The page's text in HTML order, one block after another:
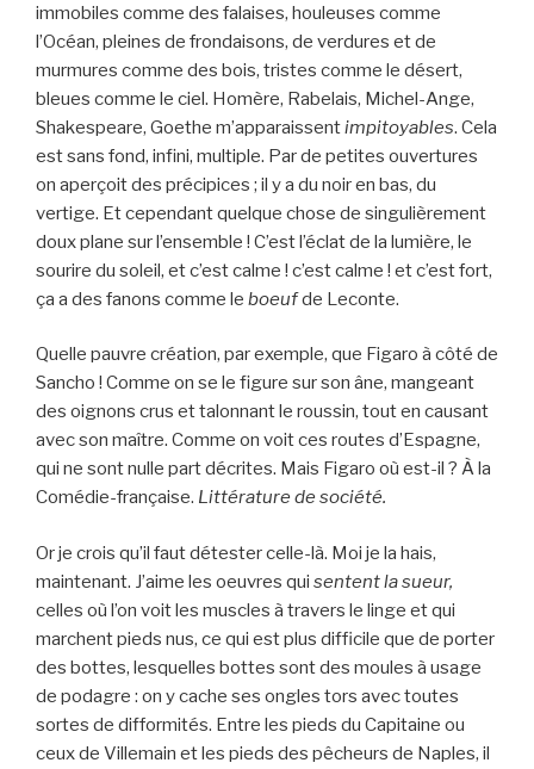
immobiles comme des falaises, houleuses comme
l’Océan, pleines de frondaisons, de verdures et de
murmures comme des bois, tristes comme le désert,
bleues comme le ciel. Homère, Rabelais, Michel-Ange,
Shakespeare, Goethe m’apparaissentimpitoyables. Cela
est sans fond, infini, multiple. Par de petites ouvertures
on aperçoit des précipices ; il y a du noir en bas, du
vertige. Et cependant quelque chose de singulièrement
doux plane sur l’ensemble ! C’est l’éclat de la lumière, le
sourire du soleil, et c’est calme ! c’est calme ! et c’est fort,
ça a des fanons comme le boeufde Leconte.
Quelle pauvre création, par exemple, que Figaro à côté de
Sancho ! Comme on se le figure sur son âne, mangeant
des oignons crus et talonnant le roussin, tout en causant
avec son maître. Comme on voit ces routes d’Espagne,
qui ne sont nulle part décrites. Mais Figaro où est-il ? À la
Comédie-française. Littérature de société.
Or je crois qu’il faut détester celle-là. Moi je la hais,
maintenant. J’aime les oeuvres qui sentent la sueur,
celles où l’on voit les muscles à travers le linge et qui
marchent pieds nus, ce qui est plus difficile que de porter
des bottes, lesquelles bottes sont des moules à usage
de podagre : on y cache ses ongles tors avec toutes
sortes de difformités. Entre les pieds du Capitaine ou
ceux de Villemain et les pieds des pêcheurs de Naples, il